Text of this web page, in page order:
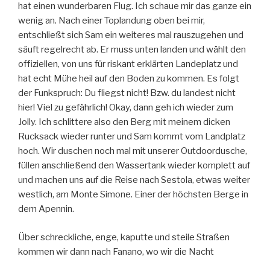
hat einen wunderbaren Flug. Ich schaue mir das ganze ein
wenig an. Nach einer Toplandung oben bei mir,
entschließt sich Sam ein weiteres mal rauszugehen und
säuft regelrecht ab. Er muss unten landen und wählt den
offiziellen, von uns für riskant erklärten Landeplatz und
hat echt Mühe heil auf den Boden zu kommen. Es folgt
der Funkspruch: Du fliegst nicht! Bzw. du landest nicht
hier! Viel zu gefährlich! Okay, dann geh ich wieder zum
Jolly. Ich schlittere also den Berg mit meinem dicken
Rucksack wieder runter und Sam kommt vom Landplatz
hoch. Wir duschen noch mal mit unserer Outdoordusche,
füllen anschließend den Wassertank wieder komplett auf
und machen uns auf die Reise nach Sestola, etwas weiter
westlich, am Monte Simone. Einer der höchsten Berge in
dem Apennin.
Über schreckliche, enge, kaputte und steile Straßen
kommen wir dann nach Fanano, wo wir die Nacht